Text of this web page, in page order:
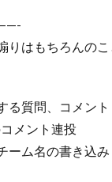
はもちろんの
質問、コメント
メント連投
ーム名の書き込み